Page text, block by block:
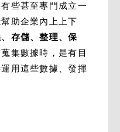
些甚至專門成立一
助企業內上上下
存儲、整理、保
集數據時，是有目
用這些數據、發揮